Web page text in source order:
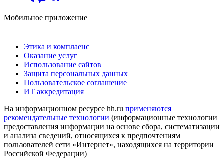
Мобильное приложение
Этика и комплаенс
Оказание услуг
Использование сайтов
Защита персональных данных
Пользовательское соглашение
ИТ аккредитация
На информационном ресурсе hh.ru применяются
рекомендательные технологии (информационные технологии
предоставления информации на основе сбора, систематизации
и анализа сведений, относящихся к предпочтениям
пользователей сети «Интернет», находящихся на территории
Российской Федерации)